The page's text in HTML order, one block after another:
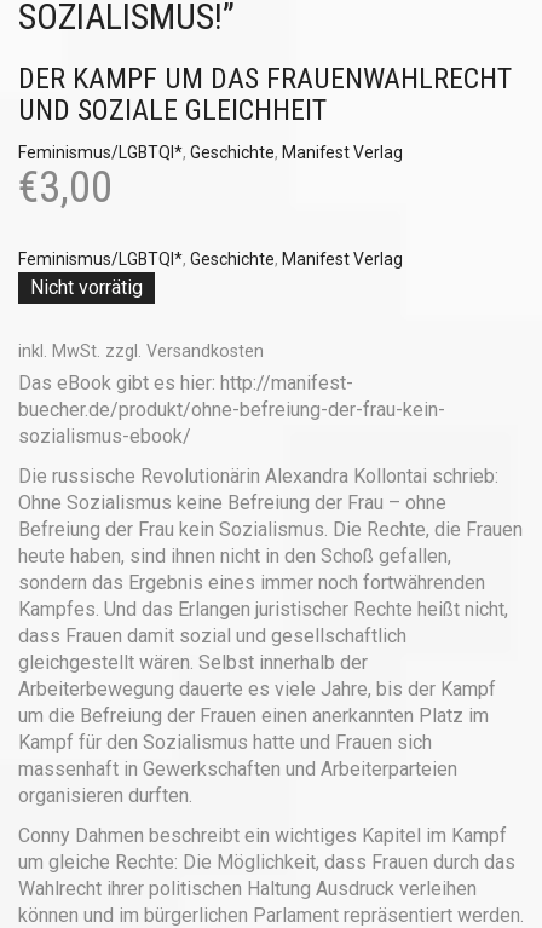
SOZIALISMUS!”
DER KAMPF UM DAS FRAUENWAHLRECHT
UND SOZIALE GLEICHHEIT
Feminismus/LGBTQI*, Geschichte, Manifest Verlag
€3,00
Feminismus/LGBTQI*, Geschichte, Manifest Verlag
Nicht vorrätig
inkl. MwSt. zzgl. Versandkosten
Das eBook gibt es hier: http://manifest-
buecher.de/produkt/ohne-befreiung-der-frau-kein-
sozialismus-ebook/
Die russische Revolutionärin Alexandra Kollontai schrieb:
Ohne Sozialismus keine Befreiung der Frau – ohne
Befreiung der Frau kein Sozialismus. Die Rechte, die Frauen
heute haben, sind ihnen nicht in den Schoß gefallen,
sondern das Ergebnis eines immer noch fortwährenden
Kampfes. Und das Erlangen juristischer Rechte heißt nicht,
dass Frauen damit sozial und gesellschaftlich
gleichgestellt wären. Selbst innerhalb der
Arbeiterbewegung dauerte es viele Jahre, bis der Kampf
um die Befreiung der Frauen einen anerkannten Platz im
Kampf für den Sozialismus hatte und Frauen sich
massenhaft in Gewerkschaften und Arbeiterparteien
organisieren durften.
Conny Dahmen beschreibt ein wichtiges Kapitel im Kampf
um gleiche Rechte: Die Möglichkeit, dass Frauen durch das
Wahlrecht ihrer politischen Haltung Ausdruck verleihen
können und im bürgerlichen Parlament repräsentiert werden.